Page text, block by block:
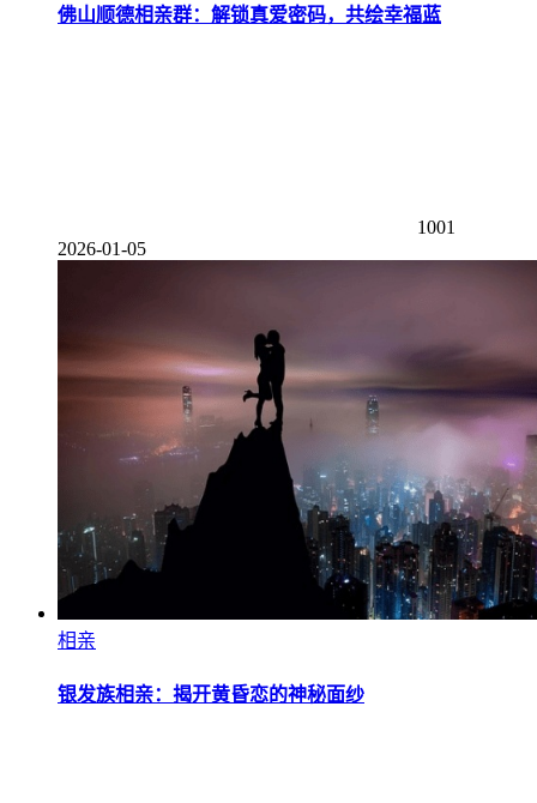
佛山顺德相亲群：解锁真爱密码，共绘幸福蓝
1001
2026-01-05
相亲
银发族相亲：揭开黄昏恋的神秘面纱